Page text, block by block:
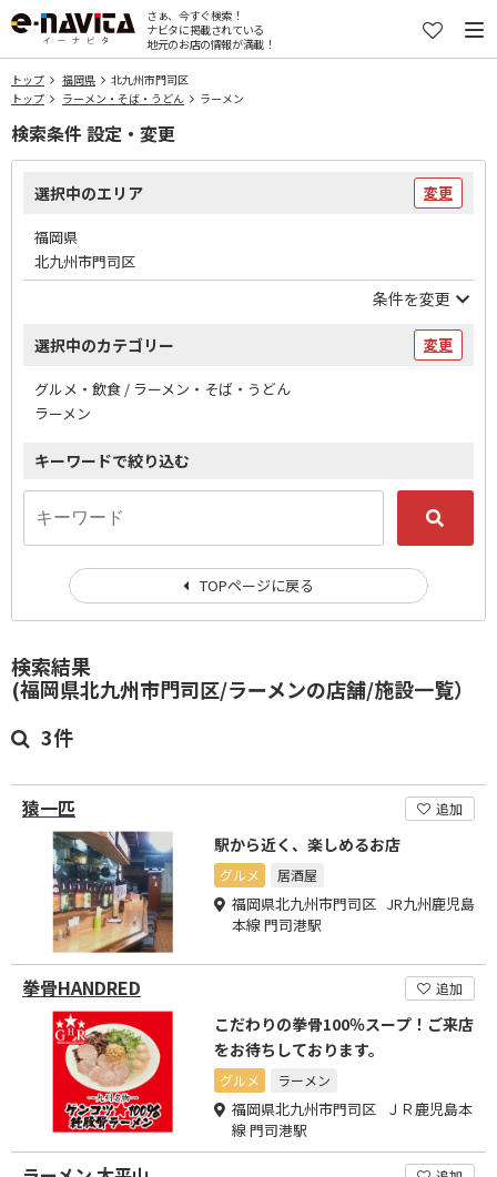
さぁ、今すぐ検索！
ナビタに掲載されている
地元のお店の情報が満載！
トップ 福岡県
北九州市門司区
トップ
ラーメン・そば・うどん ラーメン
検索結果
(福岡県北九州市門司区/ラーメンの店舗/施設一覧）
3件
猿一匹 追加
駅から近く、楽しめるお店
グルメ 居酒屋
福岡県北九州市門司区 JR九州鹿児島
本線 門司港駅
拳骨HANDRED 追加
こだわりの拳骨100％スープ！ご来店
をお待ちしております。
グルメ ラーメン
福岡県北九州市門司区 ＪＲ鹿児島本
線 門司港駅
検索条件 設定・変更
選択中のエリア 変更
福岡県
北九州市門司区
条件を変更
選択中のカテゴリー 変更
グルメ・飲食 / ラーメン・そば・うどん
ラーメン
キーワードで絞り込む
TOPページに戻る